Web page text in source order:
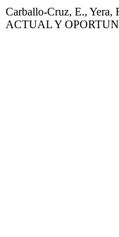
Carballo-Cruz, E.,
ACTUAL Y